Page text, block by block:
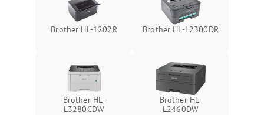
Brother HL-1202R Brother HL-L2300DR
Brother HL-
L3280CDW
Brother HL-
L2460DW